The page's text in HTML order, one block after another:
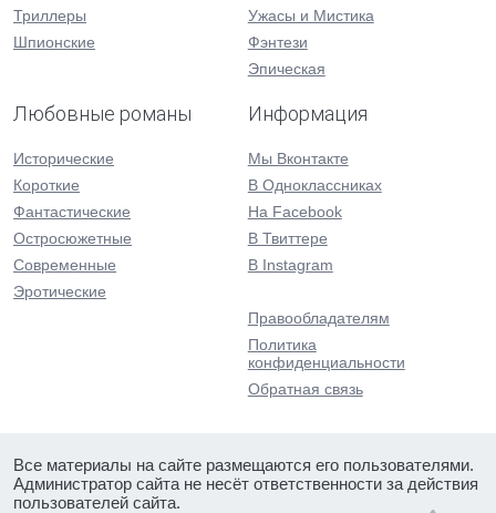
Триллеры
Шпионские
Ужасы и Мистика
Фэнтези
Эпическая
Любовные романы
Исторические
Короткие
Фантастические
Остросюжетные
Современные
Эротические
Информация
Мы Вконтакте
В Одноклассниках
На Facebook
В Твиттере
В Instagram
Правообладателям
Политика
конфиденциальности
Обратная связь
Все материалы на сайте размещаются его пользователями.
Администратор сайта не несёт ответственности за действия
пользователей сайта.